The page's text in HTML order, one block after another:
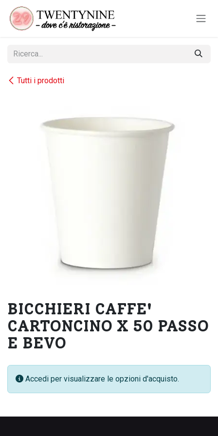
Passa al contenuto
Tutti i prodotti
BICCHIERI CAFFE'
CARTONCINO X 50 PASSO
E BEVO
Accedi per visualizzare le opzioni d'acquisto.